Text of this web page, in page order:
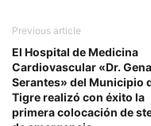
Previous article
El Hospital de Medicina
Cardiovascular «Dr.
Serantes» del Municipio
Tigre realizó con éxito la
primera colocación de